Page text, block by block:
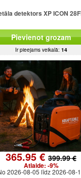
detektors XP ICON
Pievienot grozam
Ir pieejams veikalā: 14
365.95 €399.99 €
Atlaide: -9%
2026-08-05 līdz 2026-08-